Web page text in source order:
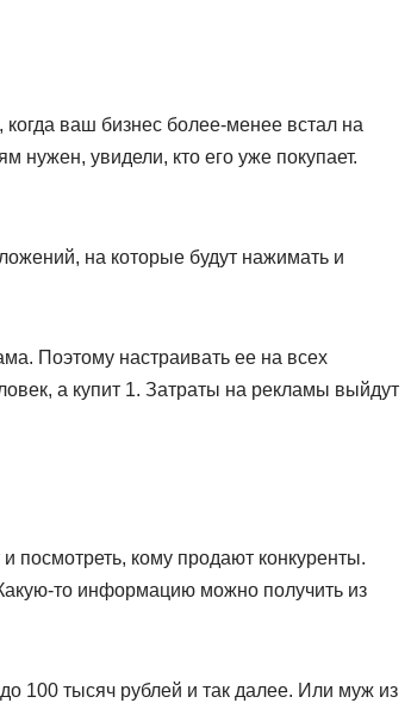
ваш бизнес более-менее встал на
нужен, увидели, кто его уже покупает.
на которые будут нажимать и
Поэтому настраивать ее на всех
а купит 1. Затраты на рекламы выйдут
посмотреть, кому продают конкуренты.
то информацию можно получить из
100 тысяч рублей и так далее. Или муж из